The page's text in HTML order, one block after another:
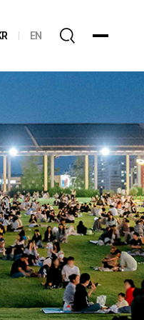
EN